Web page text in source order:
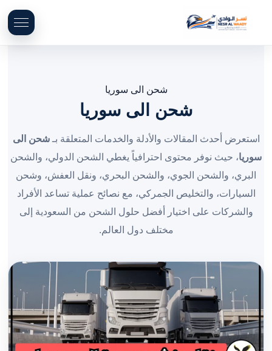
شحن الى سوريا
شحن الى سوريا
استعرض أحدث المقالات والأدلة والخدمات المتعلقة بـشحن الى
سوريا، حيث نوفر محتوى احترافياً يغطي الشحن الدولي، والشحن
البري، والشحن الجوي، والشحن البحري، ونقل العفش، وشحن
السيارات، والتخليص الجمركي، مع نصائح عملية تساعد الأفراد
والشركات على اختيار أفضل حلول الشحن من السعودية إلى
مختلف دول العالم.